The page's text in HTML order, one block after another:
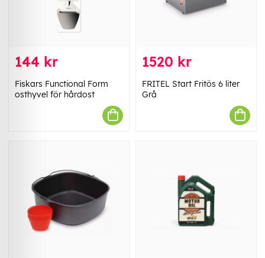
144 kr
Fiskars Functional Form
osthyvel för hårdost
1520 kr
FRITEL Start Fritös 6 liter
Grå